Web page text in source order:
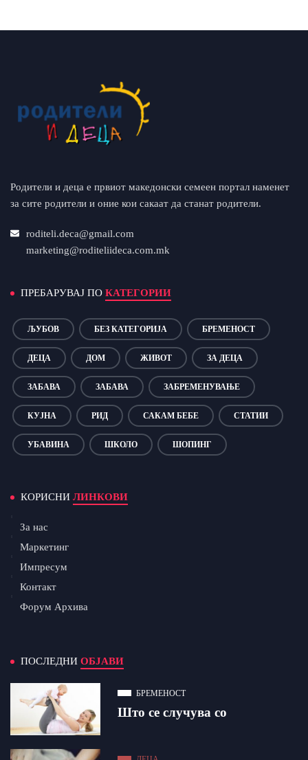
Родители и деца е првиот македонски семеен портал наменет
за сите родители и оние кои сакаат да станат родители.
roditeli.deca@gmail.com
marketing@roditeliideca.com.mk
ПРЕБАРУВАЈ ПО КАТЕГОРИИ
ЉУБОВ БЕЗ КАТЕГОРИЈА БРЕМЕНОСТ
ДЕЦА ДОМ ЖИВОТ ЗА ДЕЦА
ЗАБАВА ЗАБАВА ЗАБРЕМЕНУВАЊЕ
КУЈНА РИД САКАМ БЕБЕ СТАТИИ
УБАВИНА ШКОЛО ШОПИНГ
КОРИСНИ ЛИНКОВИ
За нас
Маркетинг
Импресум
Контакт
Форум Архива
ПОСЛЕДНИ ОБЈАВИ
БРЕМЕНОСТ
Што се случува со